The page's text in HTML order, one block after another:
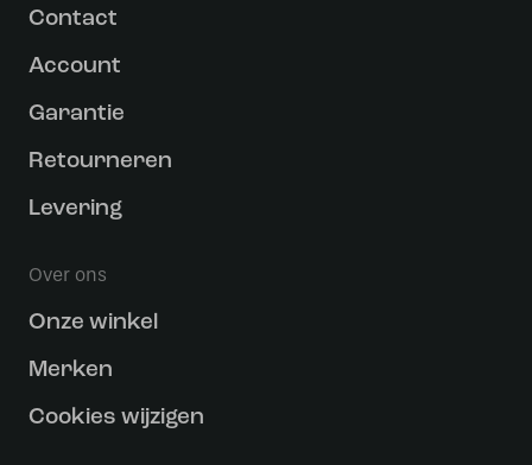
Contact
Account
Garantie
Retourneren
Levering
Over ons
Onze winkel
Merken
Cookies wijzigen